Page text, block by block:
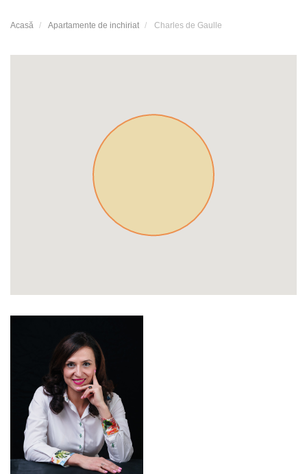
Acasă Apartamente de inchiriat Charles de Gaulle